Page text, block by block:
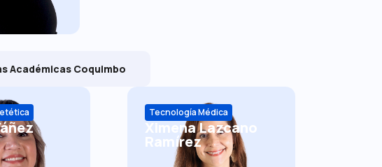
Académicas Coquimbo
Tecnología Médica
Ximena Lazcano
Ramírez